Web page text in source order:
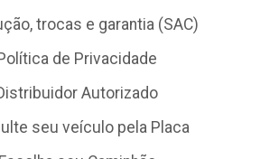
trocas e garantia (SAC)
de Privacidade
Autorizado
seu veículo pela Placa